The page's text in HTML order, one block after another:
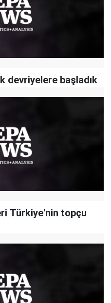
devriyelere başladık
Türkiye'nin topçu